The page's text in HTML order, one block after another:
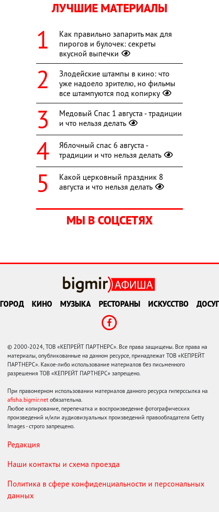
ЛУЧШИЕ МАТЕРИАЛЫ
Как правильно запарить мак для
пирогов и булочек: секреты
вкусной выпечки
Злодейские штампы в кино: что
уже надоело зрителю, но фильмы
все штампуются под копирку
Медовый Спас 1 августа - традиции
и что нельзя делать
Яблочный спас 6 августа -
традиции и что нельзя делать
Какой церковный праздник 8
августа и что нельзя делать
МЫ В СОЦСЕТЯХ
ГОРОД КИНО МУЗЫКА РЕСТОРАНЫ ИСКУССТВО ДОСУГ
© 2000-2024, ТОВ «КЕПРЕЙТ ПАРТНЕРС». Все права защищены. Все права на
материалы, опубликованные на данном ресурсе, принадлежат ТОВ «КЕПРЕЙТ
ПАРТНЕРС». Какое-либо использование материалов без письменного
разрешения ТОВ «КЕПРЕЙТ ПАРТНЕРС» запрещено.
При правомерном использовании материалов данного ресурса гиперссылка на
afisha.bigmir.net обязательна.
Любое копирование, перепечатка и воспроизведение фотографических
произведений и/или аудиовизуальных произведений правообладателя Getty
Images - строго запрещено.
Редакция
Наши контакты и схема проезда
Политика в сфере конфиденциальности и персональных
данных